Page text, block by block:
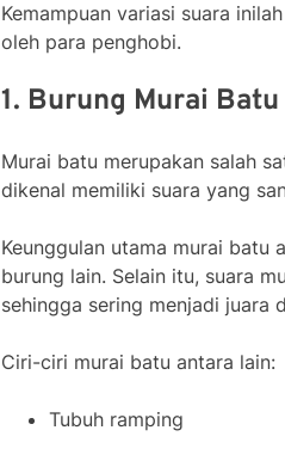
Kemampuan variasi suara
oleh para penghobi.
1. Burung Murai Batu
Murai batu merupakan salah
dikenal memiliki suara yang
Keunggulan utama murai batu
burung lain. Selain itu, suara
sehingga sering menjadi juara
Ciri-ciri murai batu antara lain:
Tubuh ramping